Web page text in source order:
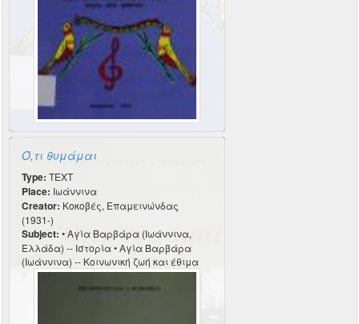
Ό,τι θυμάμαι
Type: TEXT
Place: Ιωάννινα
Creator: Κοκοβές, Επαμεινώνδας
(1931-)
Subject: • Αγία Βαρβάρα (Ιωάννινα,
Ελλάδα) -- Ιστορία • Αγία Βαρβάρα
(Ιωάννινα) -- Κοινωνική ζωή και έθιμα